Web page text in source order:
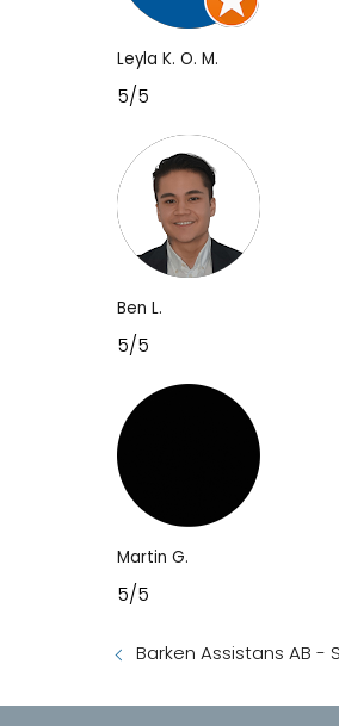
Leyla K. O. M.
5/5
Ben L.
5/5
Martin G.
5/5
Barken Assistans AB -